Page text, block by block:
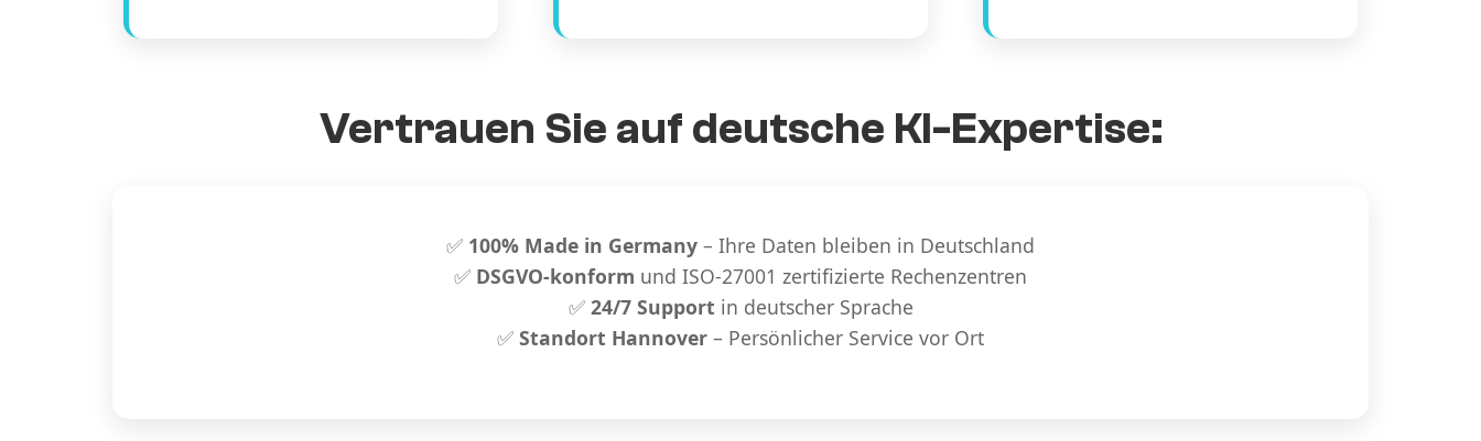
Vertrauen Sie auf deutsche KI-Expertise:
✅ 100% Made in Germany – Ihre Daten bleiben in Deutschland
✅ DSGVO-konform und ISO-27001 zertifizierte Rechenzentren
✅ 24/7 Support in deutscher Sprache
✅ Standort Hannover – Persönlicher Service vor Ort